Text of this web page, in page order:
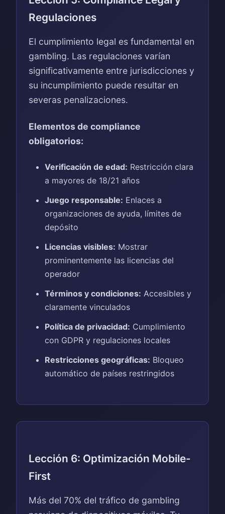
Regulaciones
El cumplimiento legal es fundamental en
gambling. Las regulaciones varían
significativamente entre jurisdicciones y
su incumplimiento puede resultar en
severas penalizaciones.
Elementos de compliance
obligatorios:
Verificación de edad: Restricción clara
a mayores de 18/21 años
Juego responsable: Enlaces a
organizaciones de ayuda, límites de
depósito
Licencias visibles: Mostrar
prominentemente las licencias del
operador
Términos y condiciones: Accesibles y
claramente vinculados
Política de privacidad: Cumplimiento
con GDPR y regulaciones locales
Restricciones geográficas: Bloqueo
automático de países restringidos
Lección 6: Optimización Mobile-
First
Más del 70% del tráfico de gambling